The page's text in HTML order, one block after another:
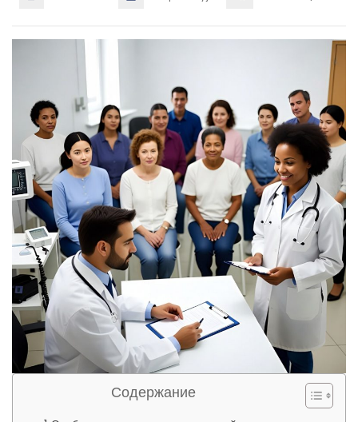
Содержание